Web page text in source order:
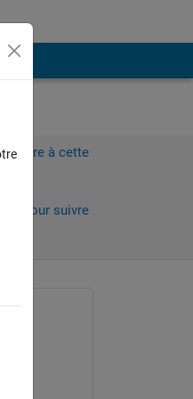
à cette
pour suivre